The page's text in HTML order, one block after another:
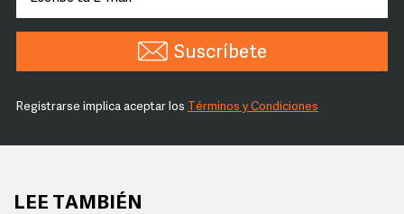
Suscríbete
Registrarse implica aceptar los Términos y Condiciones
LEE TAMBIÉN